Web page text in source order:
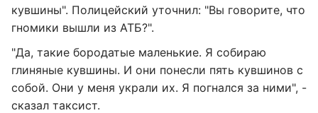
кувшины". Полицейский уточнил: "Вы говорите, что
гномики вышли из АТБ?".
"Да, такие бородатые маленькие. Я собираю
глиняные кувшины. И они понесли пять кувшинов с
собой. Они у меня украли их. Я погнался за ними", -
сказал таксист.